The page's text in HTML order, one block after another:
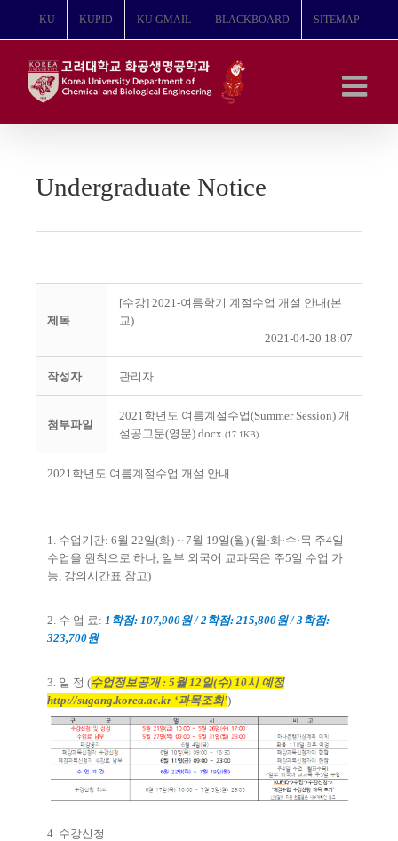
뛰
KU KUPID KU GMAIL BLACKBOARD SITEMAP
Undergraduate Notice
제목
[수강] 2021-여름학기 계절수업 개설 안내(본
교)
2021-04-20 18:07
작성자 관리자
첨부파일
2021학년도 여름계절수업(Summer Session) 개
설공고문(영문).docx (17.1KB)
2021학년도 여름계절수업 개설 안내
1. 수업기간: 6월 22일(화) ~ 7월 19일(월) (월 ·화·수·목 주4일
수업을 원칙으로 하나, 일부 외국어 교과목은 주5일 수업 가
능, 강의시간표 참고)
2. 수 업 료: 1 학점: 107,900원/ 2학점: 215,800원/ 3 학점:
323,700원
3. 일 정 (수업정보공개: 5 월12 일(수) 10시 예정
http://sugang.korea.ac.kr ‘과목조회’)
4. 수강신청